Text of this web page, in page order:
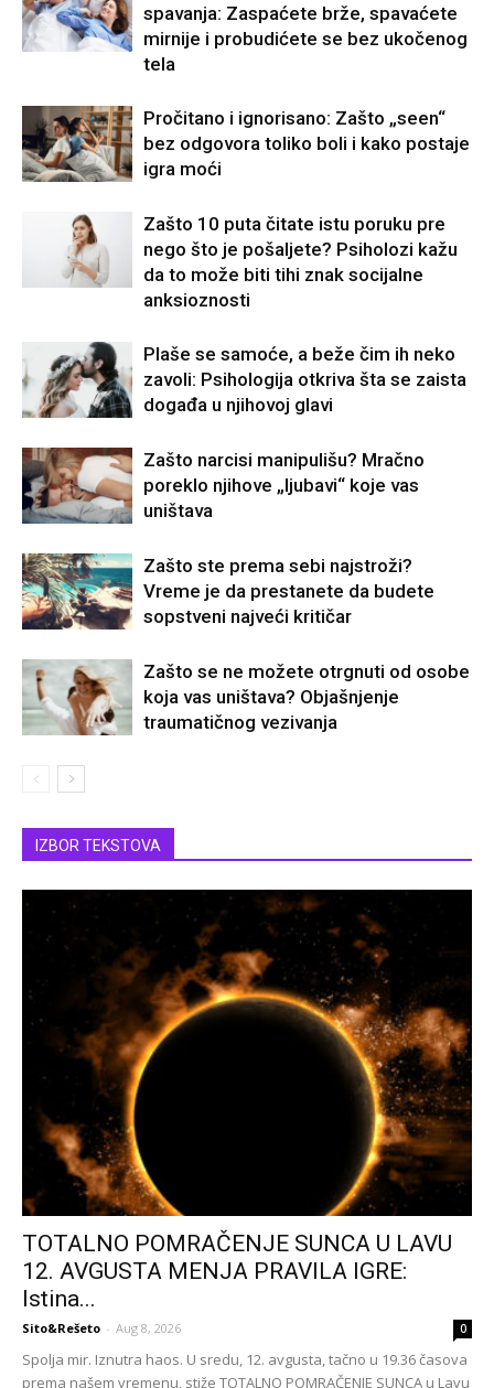
spavanja: Zaspaćete brže, spavaćete
mirnije i probudićete se bez ukočenog
tela
Pročitano i ignorisano: Zašto „seen“
bez odgovora toliko boli i kako postaje
igra moći
Zašto 10 puta čitate istu poruku pre
nego što je pošaljete? Psiholozi kažu
da to može biti tihi znak socijalne
anksioznosti
Plaše se samoće, a beže čim ih neko
zavoli: Psihologija otkriva šta se zaista
događa u njihovoj glavi
Zašto narcisi manipulišu? Mračno
poreklo njihove „ljubavi“ koje vas
uništava
Zašto ste prema sebi najstroži?
Vreme je da prestanete da budete
sopstveni najveći kritičar
Zašto se ne možete otrgnuti od osobe
koja vas uništava? Objašnjenje
traumatičnog vezivanja
IZBOR TEKSTOVA
TOTALNO POMRAČENJE SUNCA U LAVU
12. AVGUSTA MENJA PRAVILA IGRE:
Istina...
Sito&Rešeto - Aug 8, 2026 0
Spolja mir. Iznutra haos. U sredu, 12. avgusta, tačno u 19.36 časova
prema našem vremenu, stiže TOTALNO POMRAČENJE SUNCA u Lavu